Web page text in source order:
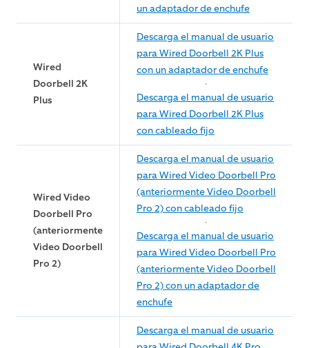
un adaptador de enchufe
Wired
Doorbell 2K
Plus
Descarga el manual de usuario
para Wired Doorbell 2K Plus
con un adaptador de enchufe
Descarga el manual de usuario
para Wired Doorbell 2K Plus
con cableado fijo
Wired Video
Doorbell Pro
(anteriormente
Video Doorbell
Pro 2)
Descarga el manual de usuario
para Wired Video Doorbell Pro
(anteriormente Video Doorbell
Pro 2) con cableado fijo
Descarga el manual de usuario
para Wired Video Doorbell Pro
(anteriormente Video Doorbell
Pro 2) con un adaptador de
enchufe
Descarga el manual de usuario